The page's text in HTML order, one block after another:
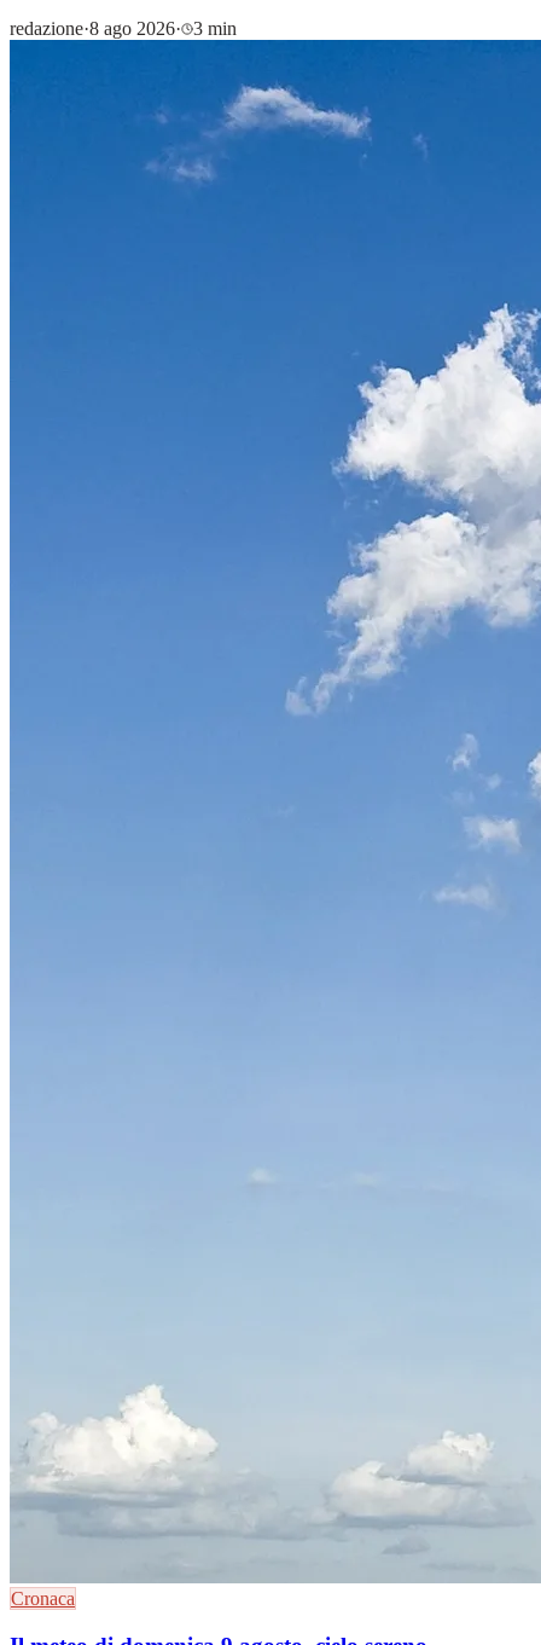
redazione·8 ago 2026· 3 min
Cronaca